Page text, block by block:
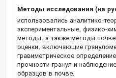
Методы исследования (на
использовались аналитико-
экспериментальные, физико-
методы, а также методы
оценки, включающие
гравиметрическое
прочности гранул и
образцов в почве.